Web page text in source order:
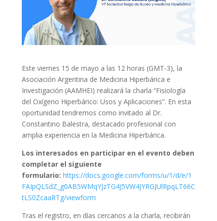
Este viernes 15 de mayo a las 12 horas (GMT-3), la
Asociación Argentina de Medicina Hiperbárica e
Investigación (AAMHEI) realizará la charla “Fisiología
del Oxígeno Hiperbárico: Usos y Aplicaciones”. En esta
oportunidad tendremos como invitado al Dr.
Constantino Balestra, destacado profesional con
amplia experiencia en la Medicina Hiperbárica.
Los interesados en participar en el evento deben
completar el siguiente
formulario: https://docs.google.com/forms/u/1/d/e/1
FAIpQLSdZ_g0AB5WMqYJzTG4J5VW4JYRGJUlRpqLT66C
tLS0ZcaaRTg/viewform
Tras el registro, en días cercanos a la charla, recibirán